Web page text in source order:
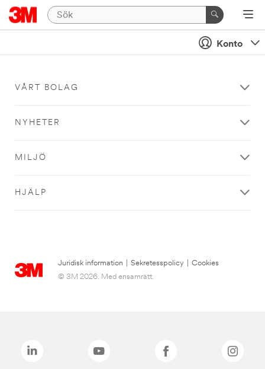
Konto
VÅRT BOLAG
NYHETER
MILJÖ
HJÄLP
Juridisk information Sekretesspolicy
Cookies
© 3M 2026. Med ensamrätt.